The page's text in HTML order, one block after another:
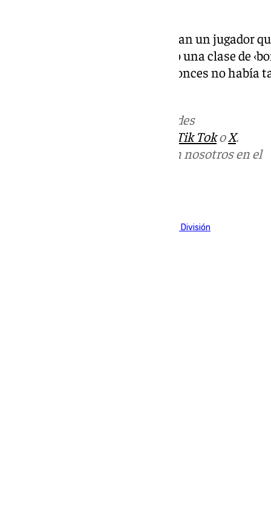
«Vi un Málaga Huelva. Ellos traían un jugador
entrada a Pepe Arias. Pepe le dio una clase de
a la caseta a expulsado. Por entonces no
en las redes
Tik TokoX.
Puedes ponerte en contacto con nosotros en el
Segunda División